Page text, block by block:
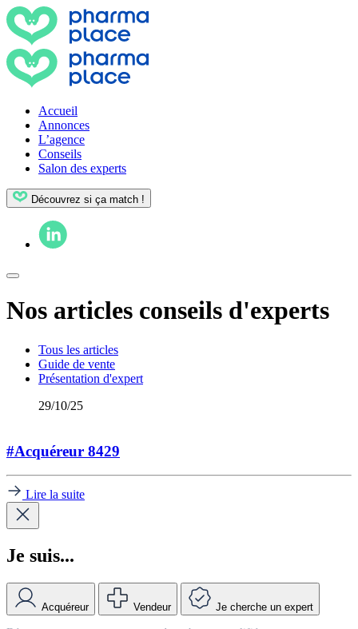
Accueil
Annonces
L’agence
Conseils
Salon des experts
Découvrez si ça match !
Nos articles conseils d'experts
Tous les articles
Guide de vente
Présentation d'expert
29/10/25
#Acquéreur 8429
Lire la suite
Je suis...
Acquéreur Vendeur Je cherche un expert